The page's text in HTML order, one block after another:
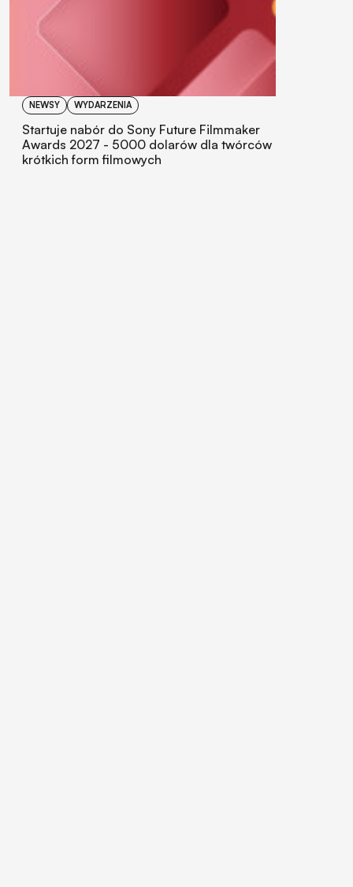
NEWSY WYDARZENIA
Startuje nabór do Sony Future Filmmaker
Awards 2027 - 5000 dolarów dla twórców
krótkich form filmowych